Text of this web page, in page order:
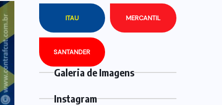
ITAU MERCANTIL
SANTANDER
Galeria de Imagens
Instagram